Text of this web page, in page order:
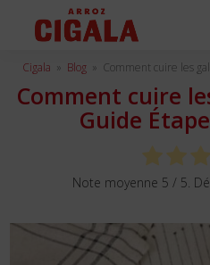
Cigala » Blog » Comment cuire les
Comment cuire
Guide
Note moyenne 5 / 5.